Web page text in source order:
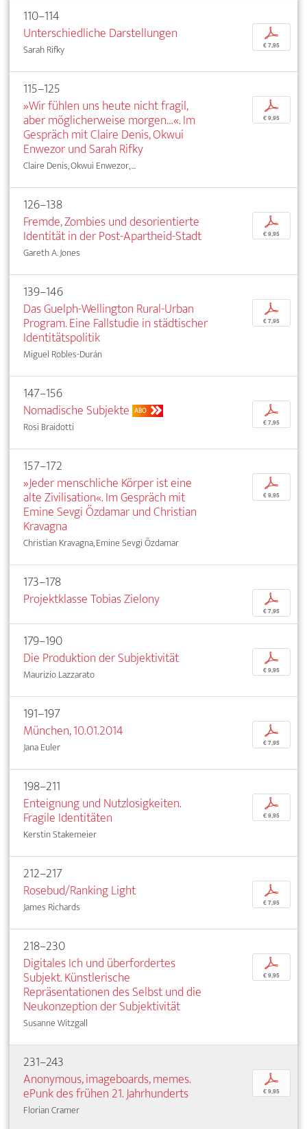
110–114
Unterschiedliche Darstellungen
Sarah Rifky
p
€ 7,95
115–125
»Wir fühlen uns heute nicht fragil,
aber möglicherweise morgen…«. Im
Gespräch mit Claire Denis, Okwui
Enwezor und Sarah Rifky
Claire Denis, Okwui Enwezor, ...
p
€ 9,95
126–138
Fremde, Zombies und desorientierte
Identität in der Post-Apartheid-Stadt
Gareth A. Jones
p
€ 9,95
139–146
Das Guelph-Wellington Rural-Urban
Program. Eine Fallstudie in städtischer
Identitätspolitik
Miguel Robles-Durán
p
€ 7,95
147–156
Nomadische Subjekte ABO
Rosi Braidotti
p
€ 7,95
157–172
»Jeder menschliche Körper ist eine
alte Zivilisation«. Im Gespräch mit
Emine Sevgi Özdamar und Christian
Kravagna
Christian Kravagna, Emine Sevgi Özdamar
p
€ 9,95
173–178
Projektklasse Tobias Zielony
p
€ 7,95
179–190
Die Produktion der Subjektivität
Maurizio Lazzarato
p
€ 9,95
191–197
München, 10.01.2014
Jana Euler
p
€ 7,95
198–211
Enteignung und Nutzlosigkeiten.
Fragile Identitäten
Kerstin Stakemeier
p
€ 9,95
212–217
Rosebud/Ranking Light
James Richards
p
€ 7,95
218–230
Digitales Ich und überfordertes
Subjekt. Künstlerische
Repräsentationen des Selbst und die
Neukonzeption der Subjektivität
Susanne Witzgall
p
€ 9,95
231–243
Anonymous, imageboards, memes.
ePunk des frühen 21. Jahrhunderts
Florian Cramer
p
€ 9,95